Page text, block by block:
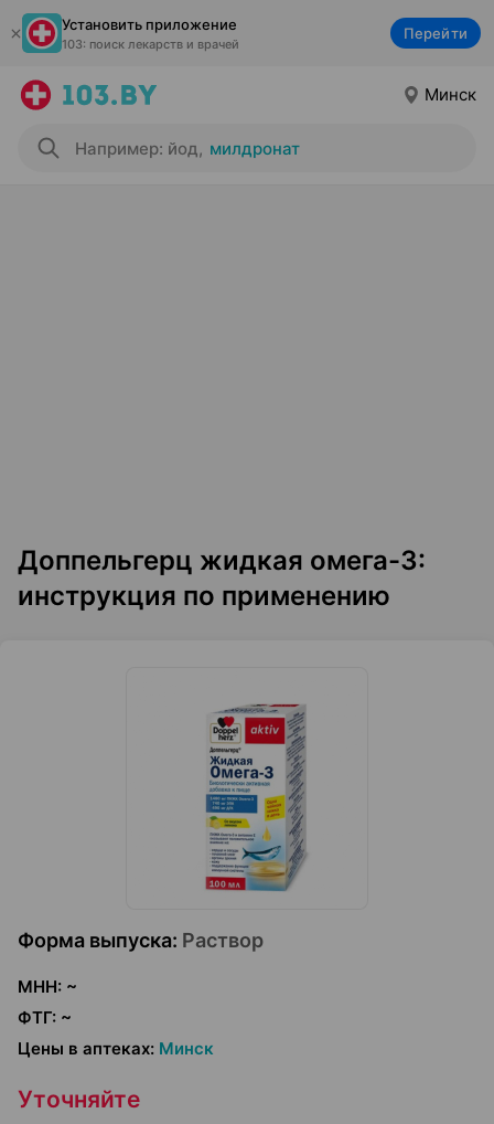
Установить приложение
103: поиск лекарств и врачей
Перейти
Минск
Например: йод, милдронат
Доппельгерц жидкая омега-3:
инструкция по применению
Форма выпуска: Раствор
МНН: ~
ФТГ: ~
Цены в аптеках: Минск
Уточняйте